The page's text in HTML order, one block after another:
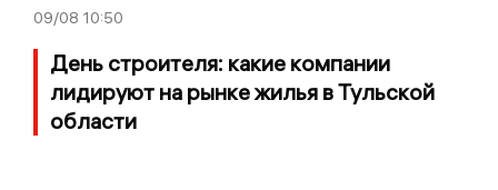
09/08 10:50
День строителя: какие компании
лидируют на рынке жилья в Тульской
области